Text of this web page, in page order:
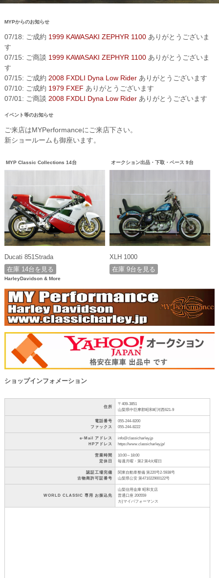
MYPからのお知らせ
07/18: ご成約 1999 KAWASAKI ZEPHYR 1100ありがとうございま
す
07/15: ご商談 1999 KAWASAKI ZEPHYR 1100ありがとうございま
す
07/15: ご成約 2008 FXDLI Dyna Low Riderありがとうございます
07/10: ご成約 1979 FXEF ありがとうございます
07/01: ご商談 2008 FXDLI Dyna Low Riderありがとうございます
イベント等のお知らせ
ご来店はMYPerformanceにご来店下さい。
新ショールームも御座います。
MYP Classic Collections 14台
Ducati 851Strada
在庫 14台を見る
オークション出品・下取・ベース 9台
XLH 1000
在庫 9台を見る
HarleyDavidson & More
ショップインフォメーション
住所
〒409-3851
山梨県中巨摩郡昭和町河西621-9
電話番号
ファックス
055-244-8200
055-244-8222
e-Mail アドレス
HPアドレス
info@classicharley.jp
https://www.classicharley.jp/
営業時間
定休日
10:00～18:00
毎週月曜・第2 第4火曜日
認証工場完備
古物商許可証番号
関東自動車整備 第220号2-5938号
山梨県公安 第471022900122号
WORLD CLASSIC 専用 お振込先
山梨信用金庫 昭和支店
普通口座 200559
カ)マイパフォーマンス